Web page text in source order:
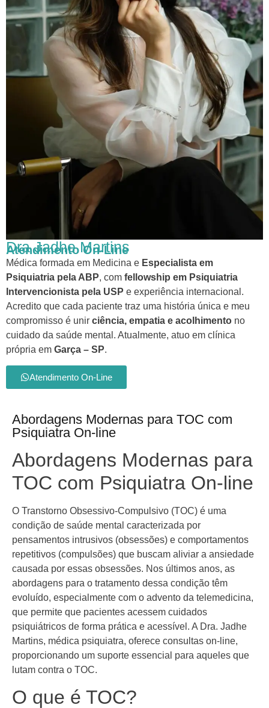
Dra Jadhe Martins
Atendimento On-Line
Médica formada em Medicina e Especialista em
Psiquiatria pela ABP, com fellowship em Psiquiatria
Intervencionista pela USP e experiência internacional.
Acredito que cada paciente traz uma história única e meu
compromisso é unir ciência, empatia e acolhimento no
cuidado da saúde mental. Atualmente, atuo em clínica
própria em Garça – SP.
Atendimento On-Line
Abordagens Modernas para TOC com
Psiquiatra On-line
Abordagens Modernas para
TOC com Psiquiatra On-line
O Transtorno Obsessivo-Compulsivo (TOC) é uma
condição de saúde mental caracterizada por
pensamentos intrusivos (obsessões) e comportamentos
repetitivos (compulsões) que buscam aliviar a ansiedade
causada por essas obsessões. Nos últimos anos, as
abordagens para o tratamento dessa condição têm
evoluído, especialmente com o advento da telemedicina,
que permite que pacientes acessem cuidados
psiquiátricos de forma prática e acessível. A Dra. Jadhe
Martins, médica psiquiatra, oferece consultas on-line,
proporcionando um suporte essencial para aqueles que
lutam contra o TOC.
O que é TOC?